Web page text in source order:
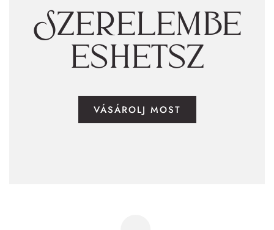
Szerelembe
eshetsz
VÁSÁROLJ MOST